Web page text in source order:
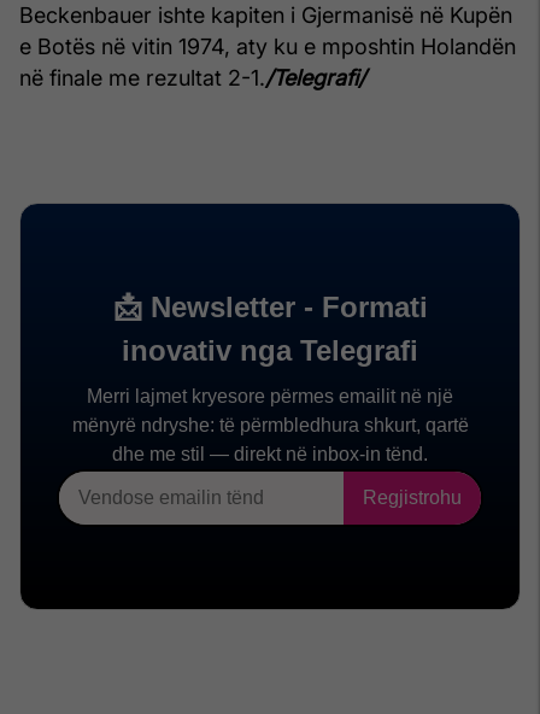
Beckenbauer ishte kapiten i Gjermanisë në Kupën
e Botës në vitin 1974, aty ku e mposhtin Holandën
në finale me rezultat 2-1./Telegrafi/